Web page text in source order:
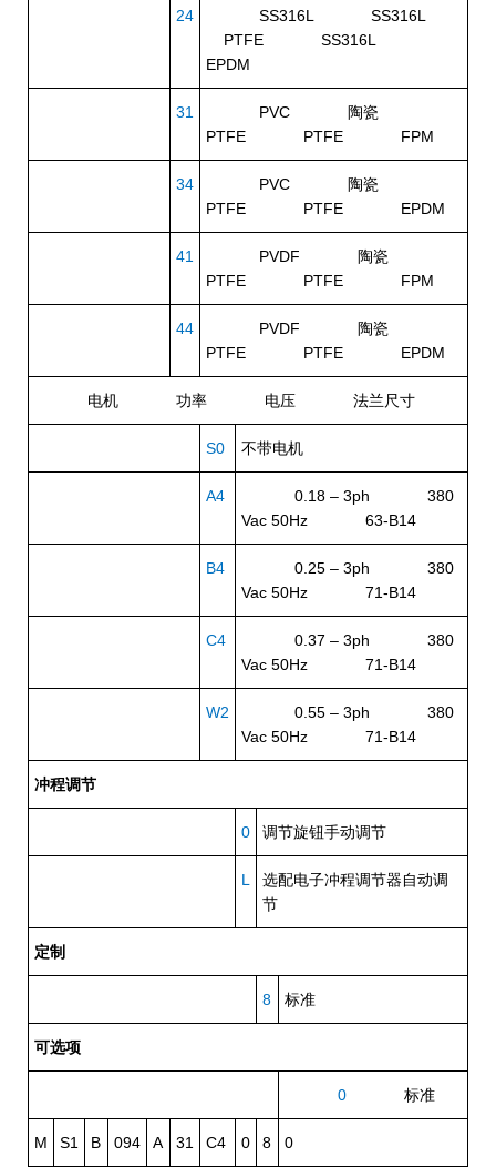
24
SS316L SS316L
PTFE SS316L
EPDM
31
PVC 陶瓷
PTFE PTFE FPM
34
PVC 陶瓷
PTFE PTFE EPDM
41
PVDF 陶瓷
PTFE PTFE FPM
44
PVDF 陶瓷
PTFE PTFE EPDM
电机 功率 电压 法兰尺寸
S0 不带电机
A4
0.18 – 3ph 380
Vac 50Hz 63-B14
B4
0.25 – 3ph 380
Vac 50Hz 71-B14
C4
0.37 – 3ph 380
Vac 50Hz 71-B14
W2
0.55 – 3ph 380
Vac 50Hz 71-B14
冲程调节
0 调节旋钮手动调节
L
选配电子冲程调节器自动调
节
定制
8 标准
可选项
0 标准
M S1 B 094 A 31 C4 0 8 0